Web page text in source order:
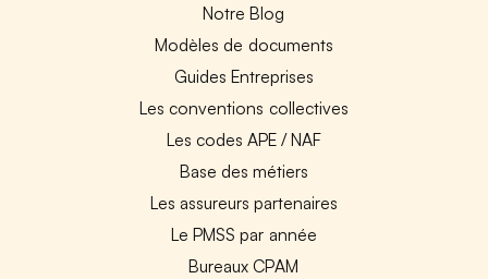
Notre Blog
Modèles de documents
Guides Entreprises
Les conventions collectives
Les codes APE / NAF
Base des métiers
Les assureurs partenaires
Le PMSS par année
Bureaux CPAM